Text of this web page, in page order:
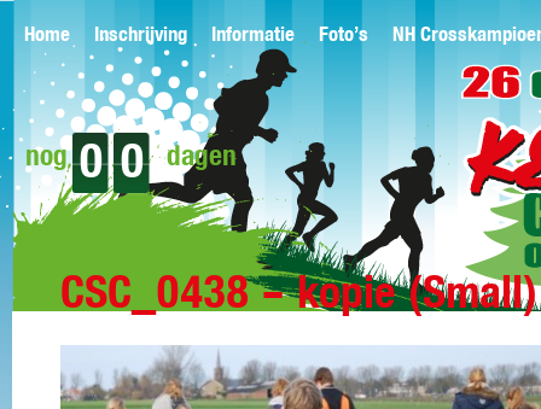
Home Inschrijving Informatie Foto’s NH
nog 0 0 dagen
CSC_0438 – kopie (Small)